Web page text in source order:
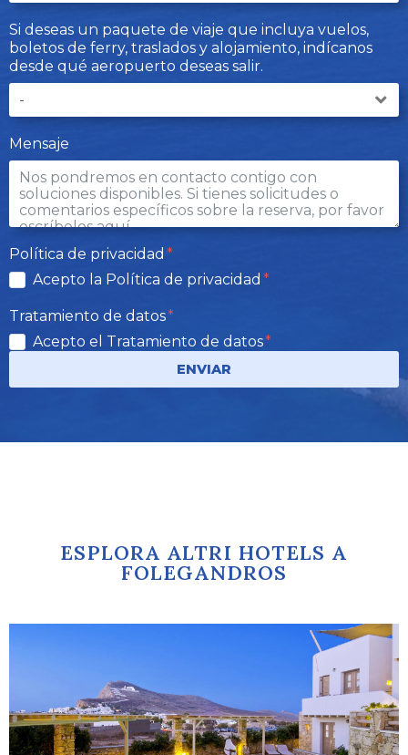
Si deseas un paquete de viaje que incluya vuelos,
boletos de ferry, traslados y alojamiento, indícanos
desde qué aeropuerto deseas salir.
Mensaje
Política de privacidad
Acepto la Política de privacidad
Tratamiento de datos
Acepto el Tratamiento de datos
ENVIAR
ESPLORA ALTRI HOTELS A
FOLEGANDROS